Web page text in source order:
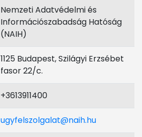
Nemzeti Adatvédelmi és
Információszabadság Hatóság
(NAIH)
1125 Budapest, Szilágyi Erzsébet
fasor 22/c.
+3613911400
ugyfelszolgalat@naih.hu